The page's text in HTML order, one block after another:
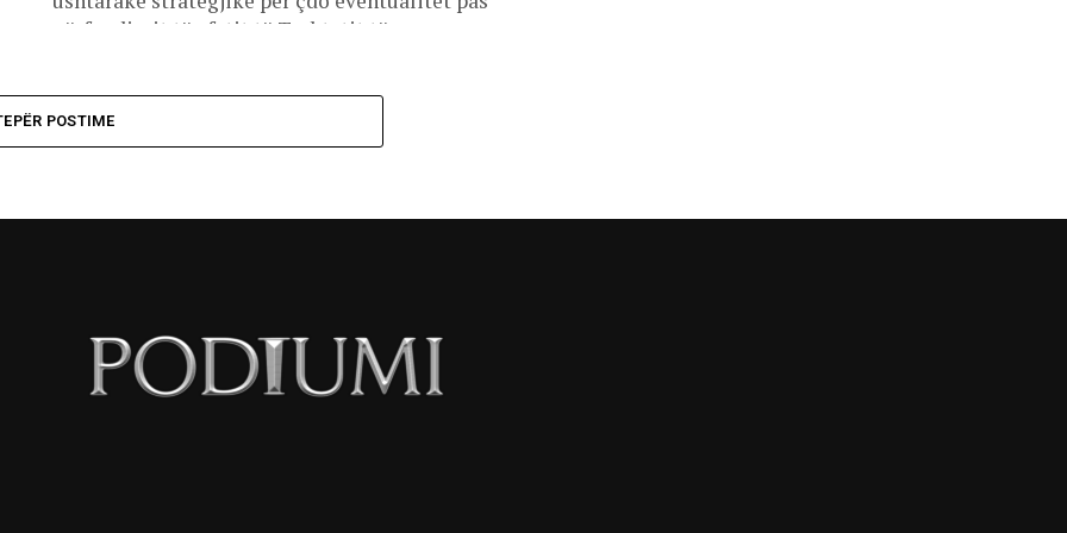
përfundimit të afatit të Traktatit të...
POSTIME